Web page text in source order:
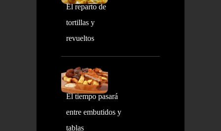
El reparto de
tortillas y
revueltos
El tiempo pasará
entre embutidos y
tablas